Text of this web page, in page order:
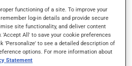
ce produit peut à
effets indésirables (effets
:
ou vous endormir
de prendre le volant;
functioning of a site. To improve your
log-in details and provide secure
site functionality, and deliver content
All' to save your cookie preferences
'Personalize' to see a detailed description of
options. For more information about
Statement